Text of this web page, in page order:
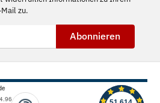
zu.
Abonnieren